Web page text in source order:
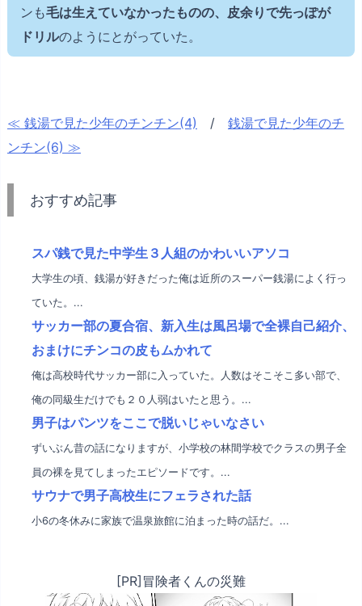
ンも毛は生えていなかったものの、皮余りで先っぽが
ドリルのようにとがっていた。
≪ 銭湯で見た少年のチンチン(4) / 銭湯で見た少年のチ
ンチン(6) ≫
おすすめ記事
スパ銭で見た中学生３人組のかわいいアソコ
大学生の頃、銭湯が好きだった俺は近所のスーパー銭湯によく行っ
ていた。...
サッカー部の夏合宿、新入生は風呂場で全裸自己紹介、
おまけにチンコの皮もムかれて
俺は高校時代サッカー部に入っていた。人数はそこそこ多い部で、
俺の同級生だけでも２０人弱はいたと思う。...
男子はパンツをここで脱いじゃいなさい
ずいぶん昔の話になりますが、小学校の林間学校でクラスの男子全
員の裸を見てしまったエピソードです。...
サウナで男子高校生にフェラされた話
小6の冬休みに家族で温泉旅館に泊まった時の話だ。...
[PR]冒険者くんの災難